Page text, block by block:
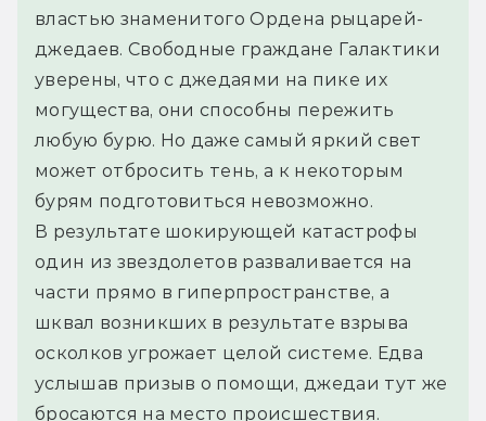
властью знаменитого Ордена рыцарей-
джедаев. Свободные граждане Галактики
уверены, что с джедаями на пике их
могущества, они способны пережить
любую бурю. Но даже самый яркий свет
может отбросить тень, а к некоторым
бурям подготовиться невозможно.
В результате шокирующей катастрофы
один из звездолетов разваливается на
части прямо в гиперпространстве, а
шквал возникших в результате взрыва
осколков угрожает целой системе. Едва
услышав призыв о помощи, джедаи тут же
бросаются на место происшествия.